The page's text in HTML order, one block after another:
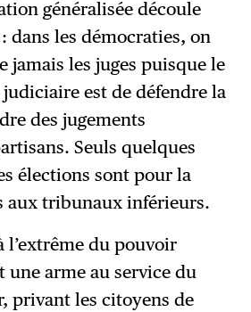
généralisée découle
dans les démocraties, on
jamais les juges puisque le
est de défendre la
des jugements
Seuls quelques
élections sont pour la
aux tribunaux inférieurs.
l’extrême du pouvoir
arme au service du
privant les citoyens de